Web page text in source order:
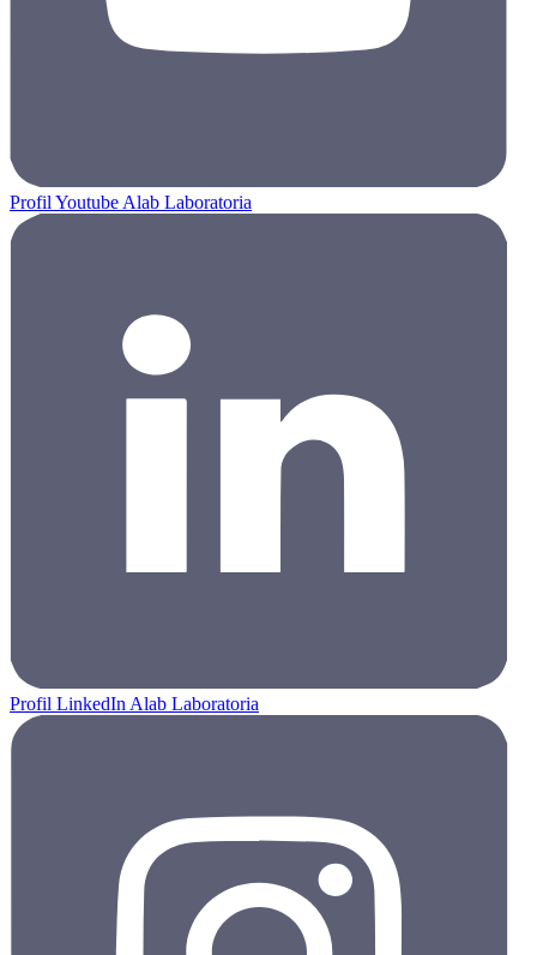
Profil Youtube Alab Laboratoria
Profil LinkedIn Alab Laboratoria